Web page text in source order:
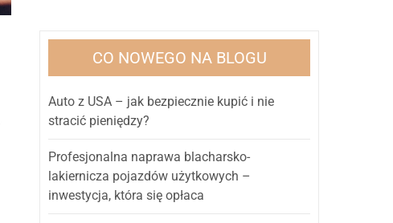
CO NOWEGO NA BLOGU
Auto z USA – jak bezpiecznie kupić i nie
stracić pieniędzy?
Profesjonalna naprawa blacharsko-
lakiernicza pojazdów użytkowych –
inwestycja, która się opłaca